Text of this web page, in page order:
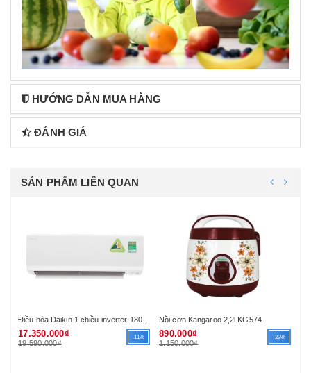
HƯỚNG DẪN MUA HÀNG
ĐÁNH GIÁ
SẢN PHẨM LIÊN QUAN
Điều hòa Daikin 1 chiều inverter 18000Btu FTKA50UAVMV (R32) (VN)
17.350.000₫
19.590.000₫
-11%
Nồi cơn Kangaroo 2,2l KG574
890.000₫
1.150.000₫
-23%